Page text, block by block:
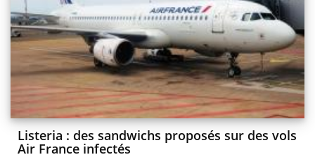
Listeria : des sandwichs proposés sur des vols
Air France infectés